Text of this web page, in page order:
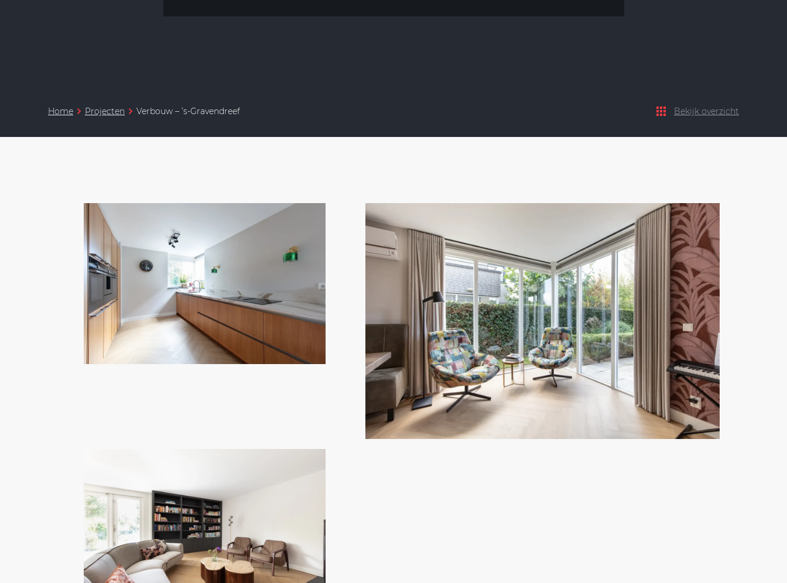
Home Projecten Verbouw – ’s-Gravendreef Bekijk overzicht